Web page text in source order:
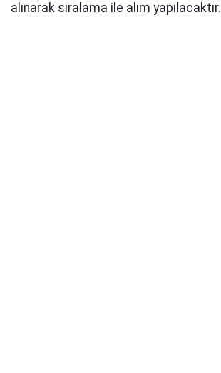
alınarak sıralama ile alım yapılacaktır.